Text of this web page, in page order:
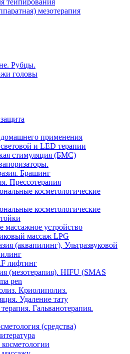
тейпирования
мезотерапия
Рубцы.
головы
применения
и LED терапии
стимуляция (БМС)
Брашинг
Прессотерапия
косметологические
косметологические
массажное устройство
массаж LPG
(аквапилинг), Ультразвуковой
лифтинг
(мезотерапия). HIFU (SMAS
pen
Криолиполиз.
Удаление тату
Гальванотерапия.
(средства)